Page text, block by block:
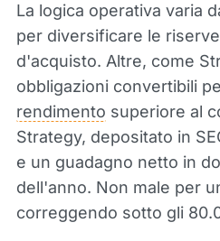
La logica operativa varia
per diversificare le
d'acquisto. Altre, come
obbligazioni convertibili
rendimento superiore al
Strategy, depositato in
e un guadagno netto in
dell'anno. Non male per
correggendo sotto gli